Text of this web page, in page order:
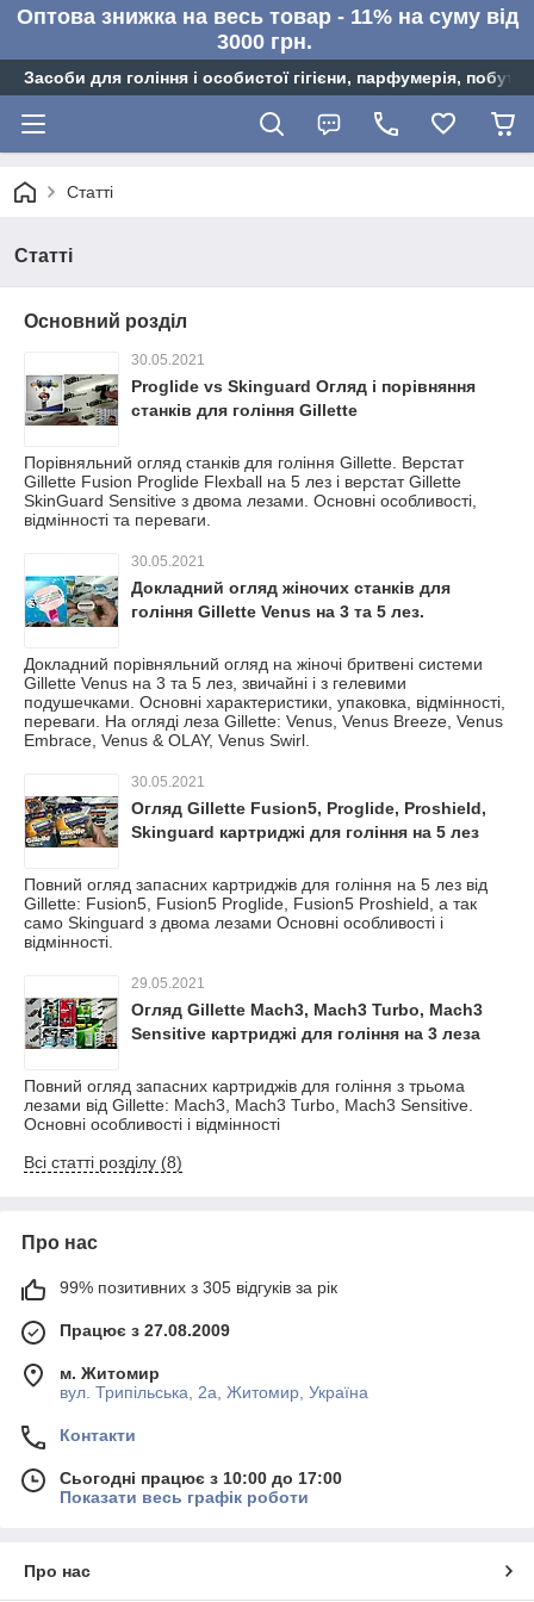
Оптова знижка на весь товар - 11% на суму від
3000 грн.
Засоби для гоління і особистої гігієни, парфумерія,
Статті
Статті
Основний розділ
30.05.2021
Proglide vs Skinguard Огляд і порівняння
станків для гоління Gillette
Порівняльний огляд станків для гоління Gillette. Верстат
Gillette Fusion Proglide Flexball на 5 лез і верстат Gillette
SkinGuard Sensitive з двома лезами. Основні особливості,
відмінності та переваги.
30.05.2021
Докладний огляд жіночих станків для
гоління Gillette Venus на 3 та 5 лез.
Докладний порівняльний огляд на жіночі бритвені системи
Gillette Venus на 3 та 5 лез, звичайні і з гелевими
подушечками. Основні характеристики, упаковка, відмінності,
переваги. На огляді леза Gillette: Venus, Venus Breeze, Venus
Embrace, Venus & OLAY, Venus Swirl.
30.05.2021
Огляд Gillette Fusion5, Proglide, Proshield,
Skinguard картриджі для гоління на 5 лез
Повний огляд запасних картриджів для гоління на 5 лез від
Gillette: Fusion5, Fusion5 Proglide, Fusion5 Proshield, а так
само Skinguard з двома лезами Основні особливості і
відмінності.
29.05.2021
Огляд Gillette Mach3, Mach3 Turbo, Mach3
Sensitive картриджі для гоління на 3 леза
Повний огляд запасних картриджів для гоління з трьома
лезами від Gillette: Mach3, Mach3 Turbo, Mach3 Sensitive.
Основні особливості і відмінності
Всі статті розділу (8)
Про нас
99% позитивних з 305 відгуків за рік
Працює з 27.08.2009
м. Житомир
вул. Трипільська, 2а, Житомир, Україна
Контакти
Сьогодні працює з 10:00 до 17:00
Показати весь графік роботи
Про нас